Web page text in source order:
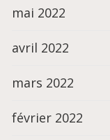
mai 2022
avril 2022
mars 2022
février 2022